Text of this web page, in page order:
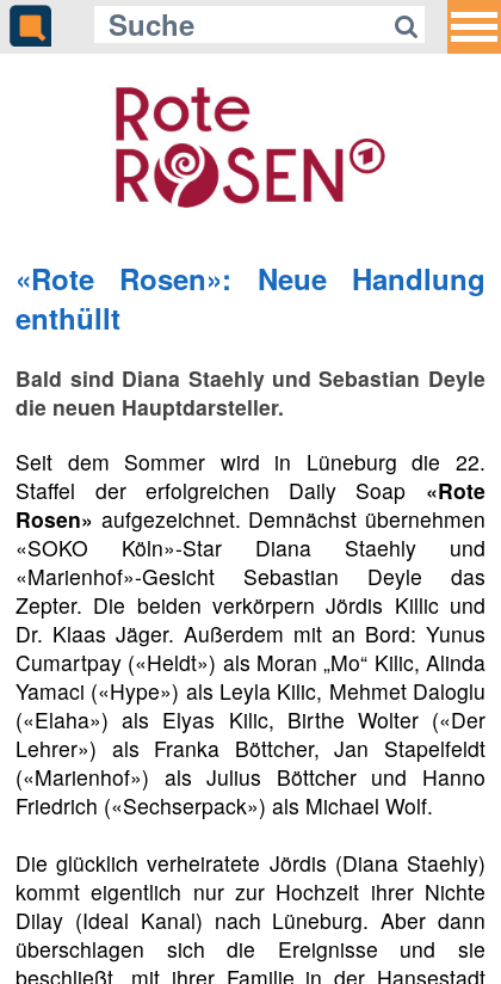
«Rote Rosen»: Neue Handlung
enthüllt
Bald sind Diana Staehly und Sebastian Deyle
die neuen Hauptdarsteller.
Seit dem Sommer wird in Lüneburg die 22.
Staffel der erfolgreichen Daily Soap «Rote
Rosen» aufgezeichnet. Demnächst übernehmen
«SOKO Köln»-Star Diana Staehly und
«Marienhof»-Gesicht Sebastian Deyle das
Zepter. Die beiden verkörpern Jördis Killic und
Dr. Klaas Jäger. Außerdem mit an Bord: Yunus
Cumartpay («Heldt») als Moran „Mo“ Kilic, Alinda
Yamaci («Hype») als Leyla Kilic, Mehmet Daloglu
(«Elaha») als Elyas Kilic, Birthe Wolter («Der
Lehrer») als Franka Böttcher, Jan Stapelfeldt
(«Marienhof») als Julius Böttcher und Hanno
Friedrich («Sechserpack») als Michael Wolf.
Die glücklich verheiratete Jördis (Diana Staehly)
kommt eigentlich nur zur Hochzeit ihrer Nichte
Dilay (Ideal Kanal) nach Lüneburg. Aber dann
überschlagen sich die Ereignisse und sie
beschließt, mit ihrer Familie in der Hansestadt